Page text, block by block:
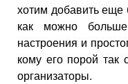
хотим добавить
как можно
настроения и
кому его порой так
организаторы.